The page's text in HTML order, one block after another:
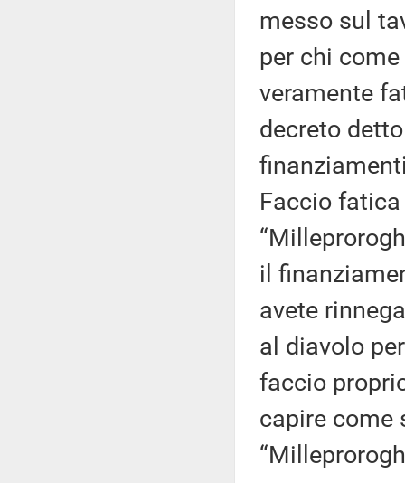
messo sul
per chi
veramente
decreto
Faccio
il
avete
al diavolo
faccio
capire come